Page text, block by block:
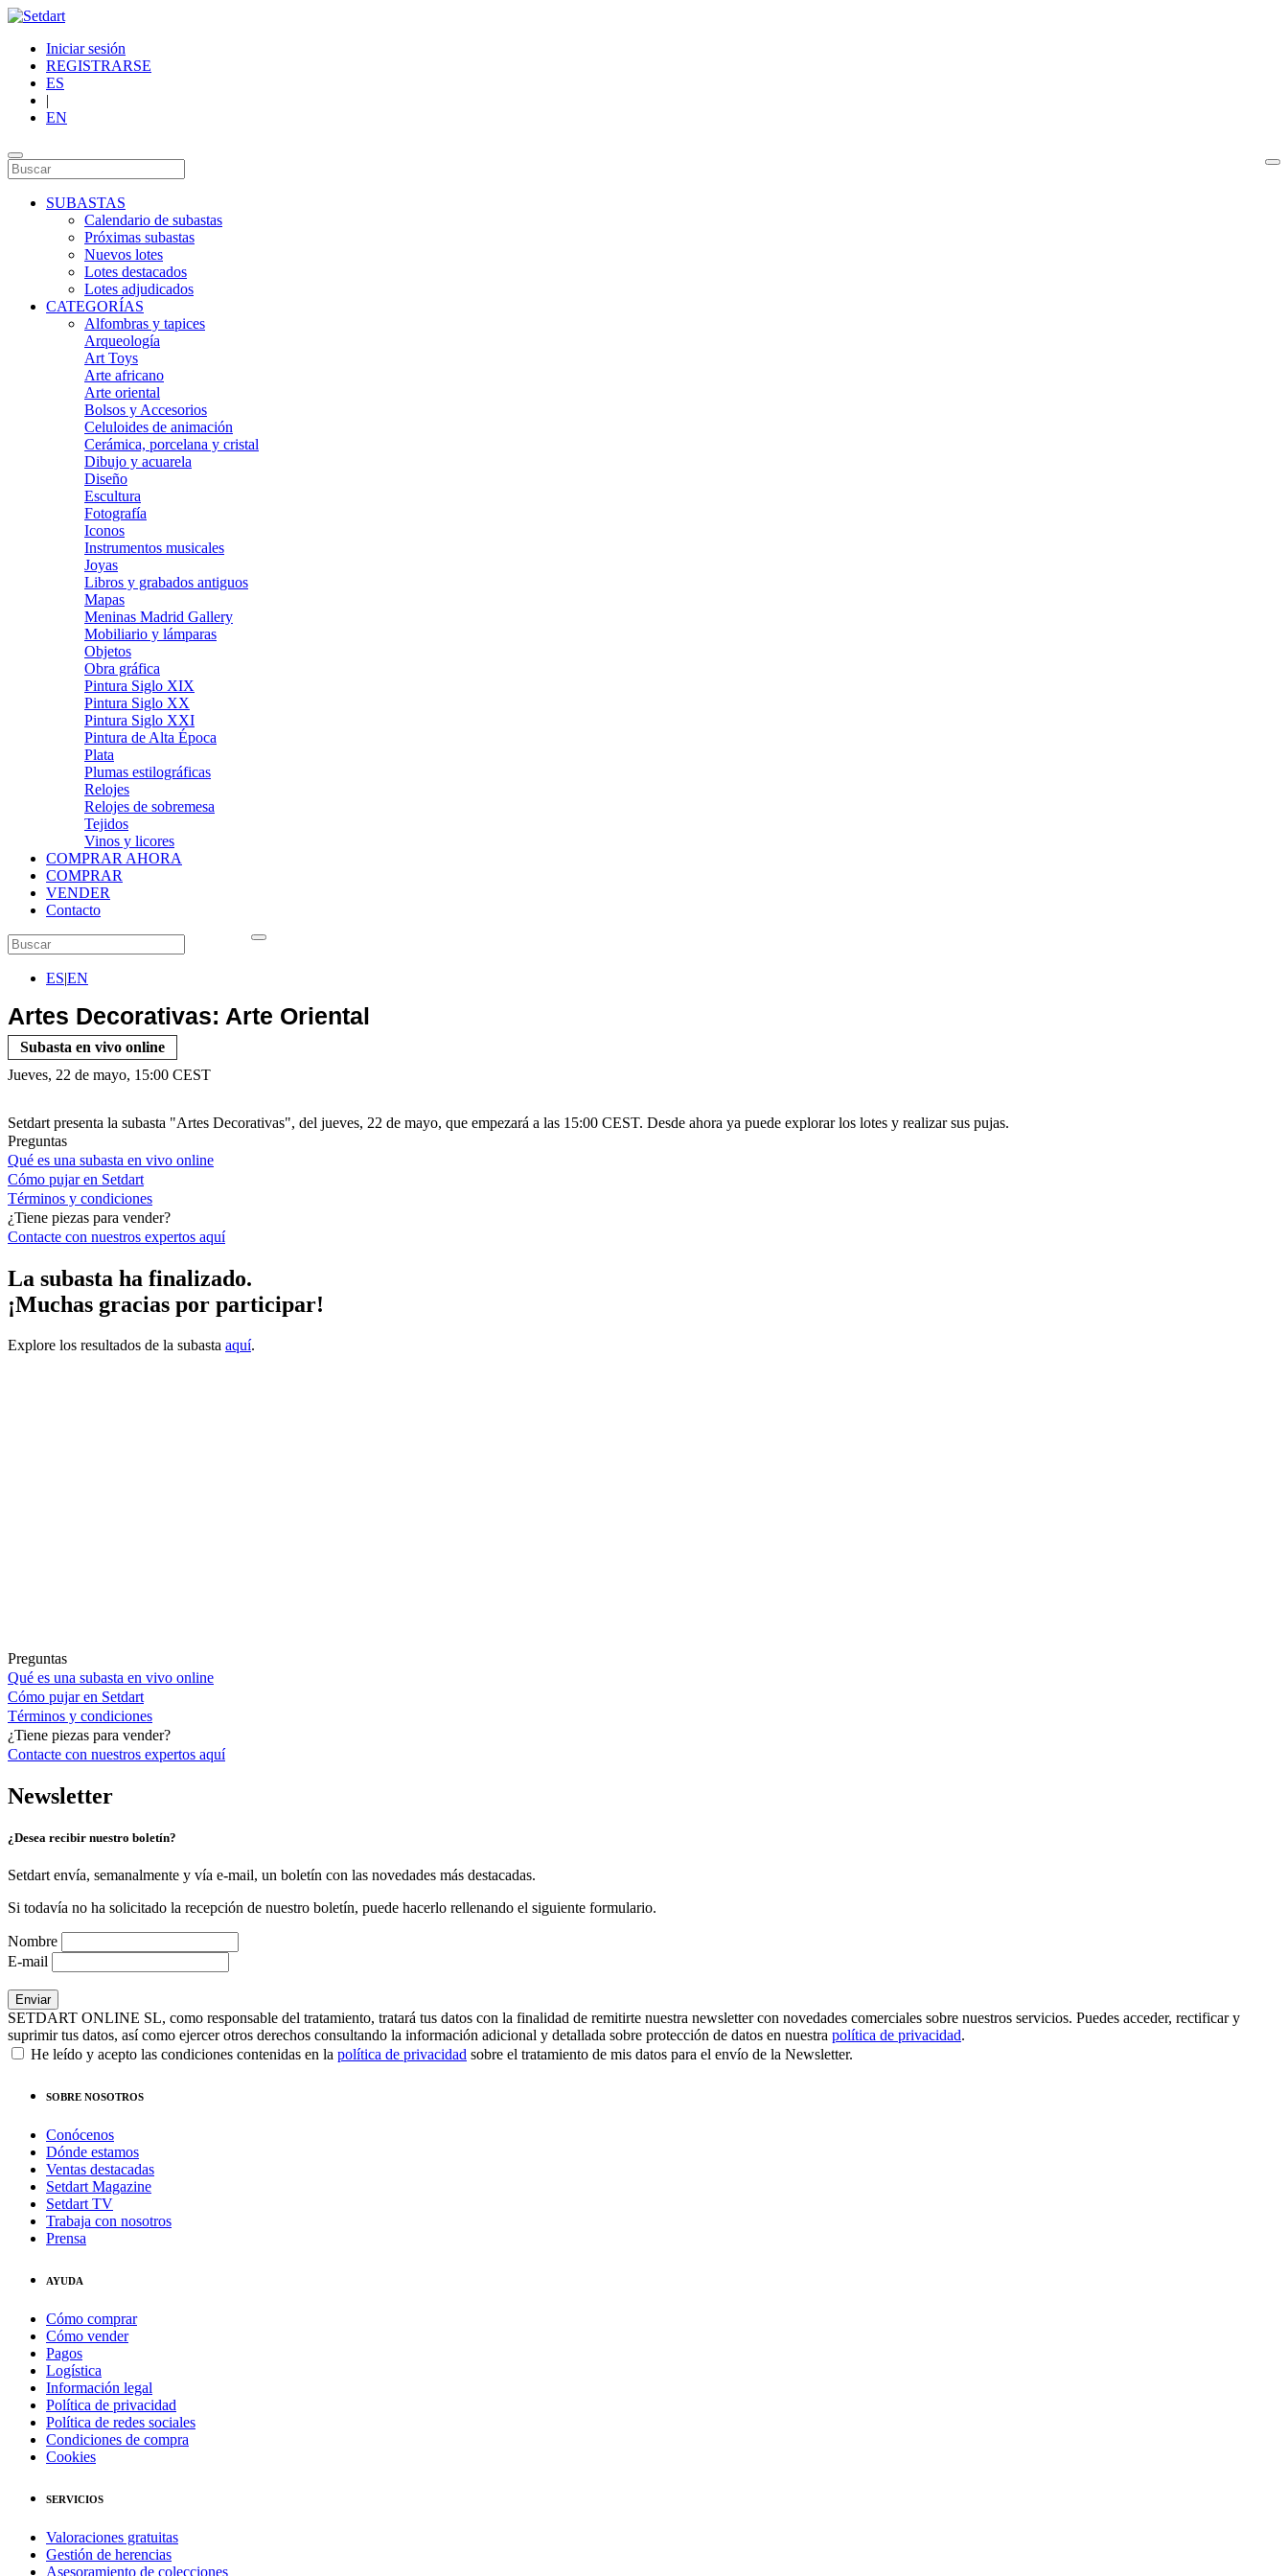
Iniciar sesión
REGISTRARSE
ES
|
EN
SUBASTAS
Calendario de subastas
Próximas subastas
Nuevos lotes
Lotes destacados
Lotes adjudicados
CATEGORÍAS
Alfombras y tapices
Arqueología
Art Toys
Arte africano
Arte oriental
Bolsos y Accesorios
Celuloides de animación
Cerámica, porcelana y cristal
Dibujo y acuarela
Diseño
Escultura
Fotografía
Iconos
Instrumentos musicales
Joyas
Libros y grabados antiguos
Mapas
Meninas Madrid Gallery
Mobiliario y lámparas
Objetos
Obra gráfica
Pintura Siglo XIX
Pintura Siglo XX
Pintura Siglo XXI
Pintura de Alta Época
Plata
Plumas estilográficas
Relojes
Relojes de sobremesa
Tejidos
Vinos y licores
COMPRAR AHORA
COMPRAR
VENDER
Contacto
ES|EN
Artes Decorativas: Arte Oriental
Subasta en vivo online
Jueves, 22 de mayo, 15:00 CEST
Setdart presenta la subasta "Artes Decorativas", del jueves, 22 de mayo, que empezará a las 15:00 CEST. Desde ahora ya puede explorar los lotes y realizar sus pujas.
Preguntas
Qué es una subasta en vivo online
Cómo pujar en Setdart
Términos y condiciones
¿Tiene piezas para vender?
Contacte con nuestros expertos aquí
La subasta ha finalizado.
¡Muchas gracias por participar!
Explore los resultados de la subasta aquí.
Preguntas
Qué es una subasta en vivo online
Cómo pujar en Setdart
Términos y condiciones
¿Tiene piezas para vender?
Contacte con nuestros expertos aquí
Newsletter
¿Desea recibir nuestro boletín?
Setdart envía, semanalmente y vía e-mail, un boletín con las novedades más destacadas.
Si todavía no ha solicitado la recepción de nuestro boletín, puede hacerlo rellenando el siguiente formulario.
Nombre
E-mail
SETDART ONLINE SL, como responsable del tratamiento, tratará tus datos con la finalidad de remitirte nuestra newsletter con novedades comerciales sobre nuestros servicios. Puedes acceder, rectificar y
suprimir tus datos, así como ejercer otros derechos consultando la información adicional y detallada sobre protección de datos en nuestra política de privacidad.
He leído y acepto las condiciones contenidas en la política de privacidad sobre el tratamiento de mis datos para el envío de la Newsletter.
SOBRE NOSOTROS
Conócenos
Dónde estamos
Ventas destacadas
Setdart Magazine
Setdart TV
Trabaja con nosotros
Prensa
AYUDA
Cómo comprar
Cómo vender
Pagos
Logística
Información legal
Política de privacidad
Política de redes sociales
Condiciones de compra
Cookies
SERVICIOS
Valoraciones gratuitas
Gestión de herencias
Asesoramiento de colecciones